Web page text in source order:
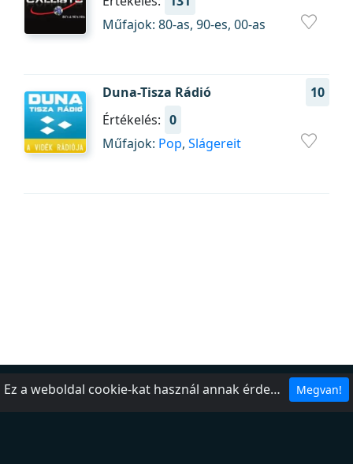
Műfajok: 80-as, 90-es, 00-as
Duna-Tisza Rádió
10
Értékelés: 0
Műfajok: Pop, Slágereit
Rólunk
Ez a weboldal cookie-kat használ annak érdekében, hogy a legjobb élményt nyújthassa webhelyünkön. Megvan!